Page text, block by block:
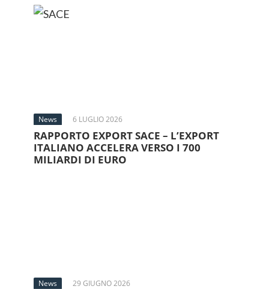
News 6 LUGLIO 2026
RAPPORTO EXPORT SACE – L’EXPORT
ITALIANO ACCELERA VERSO I 700
MILIARDI DI EURO
News 29 GIUGNO 2026